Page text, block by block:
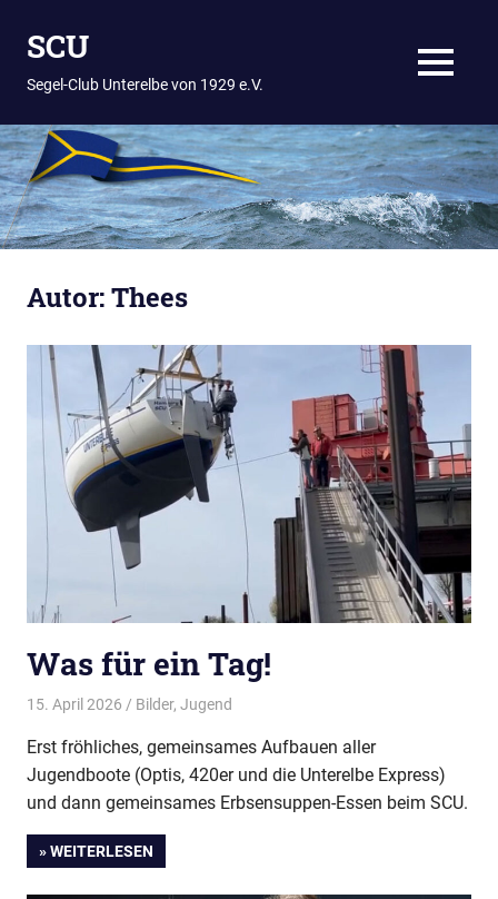
InhaltSCU
Segel-Club Unterelbe von 1929 e.V. MENÜ
Autor:Thees
Was für ein Tag!
15. April 2026 Thees
Bilder, Jugend
Erst fröhliches, gemeinsames Aufbauen aller
Jugendboote (Optis, 420er und die Unterelbe Express)
und dann gemeinsames Erbsensuppen-Essen beim SCU.
» WEITERLESEN